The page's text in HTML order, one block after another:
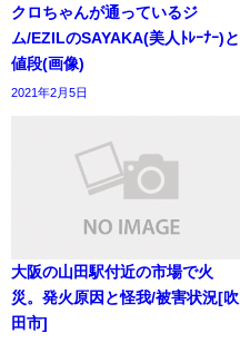
クロちゃんが通っているジ
ム/EZILのSAYAKA(美人ﾄﾚｰﾅｰ)と
値段(画像)
2021年2月5日
大阪の山田駅付近の市場で火
災。発火原因と怪我/被害状況[吹
田市]